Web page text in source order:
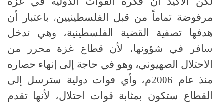
مرفوضة تماماً من قبل الفلسطينيين، باعتبار أن
هدفها تصفية القضية الفلسطينية، وهي تدخل
سافر في شؤونها، لأن قطاع غزة محرر من
الاحتلال الصهيوني، وهو في حاجة إلى إنهاء حصاره
منذ عام 2006م، وأي قوات دولية سترسل إلى
القطاع ستكون بمثابة قوات احتلال، لأنها تقدم